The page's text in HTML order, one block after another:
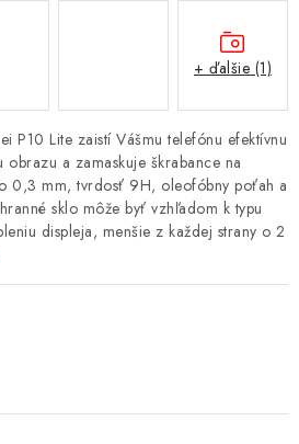
A PC
P10 Lite zaistí Vášmu telefónu efektívnu
a zamaskuje škrabance na
0,3 mm, tvrdosť 9H, oleofóbny poťah a
sklo môže byť vzhľadom k typu
displeja, menšie z každej strany o 2
+ ďalšie (1)